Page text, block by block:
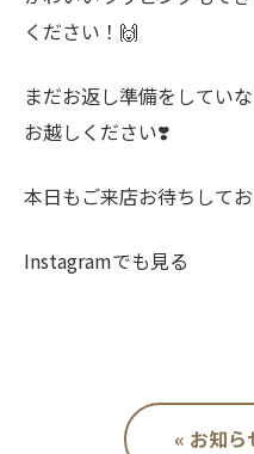
ください！🙌
まだお返し準備をしてい
お越しください❣️
本日もご来店お待ちして
Instagramでも見る
« お知ら